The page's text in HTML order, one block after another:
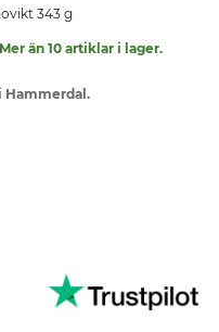
343 g
än 10 artiklar i lager.
Hammerdal.